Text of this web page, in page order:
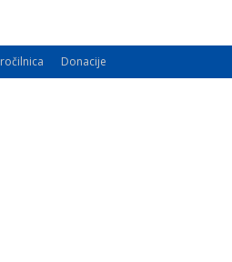
Donacije